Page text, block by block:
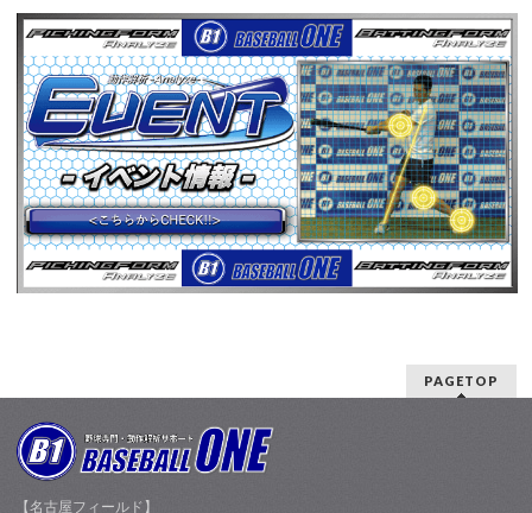
PAGETOP
【名古屋フィールド】